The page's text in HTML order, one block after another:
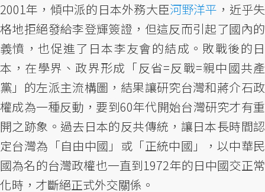
2001年，傾中派的日本外務大臣河野洋平 ，近乎失
格地拒絕發給李登輝簽證，但這反而引起了國內的
義憤，也促進了日本李友會的結成。敗戰後的日
本，在學界、政界形成「反省=反戰=親中國共產
黨」的左派主流構圖，結果讓研究台灣和蔣介石政
權成為一種反動，要到60年代開始台灣研究才有重
開之跡象。過去日本的反共傳統，讓日本長時間認
定台灣為「自由中國」或「正統中國」，以中華民
國為名的台灣政權也一直到1972年的日中國交正常
化時，才斷絕正式外交關係。